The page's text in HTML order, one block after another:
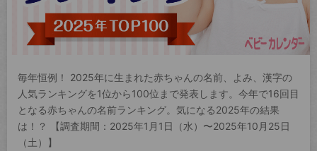
毎年恒例！ 2025年に生まれた赤ちゃんの名前、よみ、漢字の
人気ランキングを1位から100位まで発表します。今年で16回目
となる赤ちゃんの名前ランキング。気になる2025年の結果
は！？ 【調査期間：2025年1月1日（水）〜2025年10月25日
（土）】